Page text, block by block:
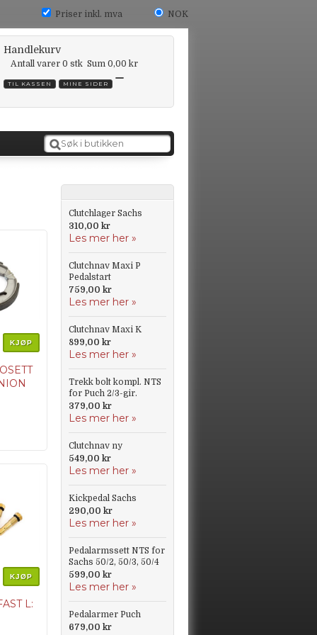
NOK
Priser inkl. mva
Handlekurv
Antall varer 0 stk Sum 0,00 kr
TIL KASSEN MINE SIDER
KJØP
KJØP
L:
Clutchlager Sachs
310,00 kr
Les mer her »
Clutchnav Maxi P
Pedalstart
759,00 kr
Les mer her »
Clutchnav Maxi K
899,00 kr
Les mer her »
Trekk bolt kompl. NTS
for Puch 2/3-gir.
379,00 kr
Les mer her »
Clutchnav ny
549,00 kr
Les mer her »
Kickpedal Sachs
290,00 kr
Les mer her »
Pedalarmssett NTS for
Sachs 50/2, 50/3, 50/4
599,00 kr
Les mer her »
Pedalarmer Puch
679,00 kr